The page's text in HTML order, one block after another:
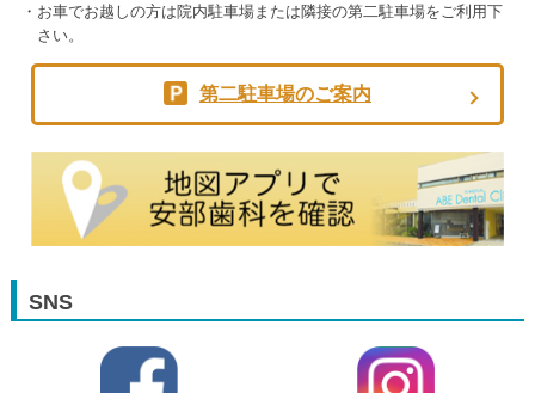
お車でお越しの方は院内駐車場または隣接の第二駐車場をご利用下
さい。
第二駐車場のご案内
SNS